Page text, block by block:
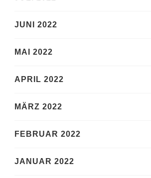
JUNI 2022
MAI 2022
APRIL 2022
MÄRZ 2022
FEBRUAR 2022
JANUAR 2022